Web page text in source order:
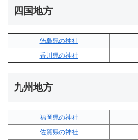
四国地方
徳島県の神社
香川県の神社
九州地方
福岡県の神社
佐賀県の神社